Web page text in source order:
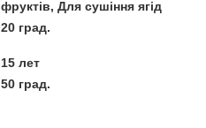
фруктів, Для сушіння ягід
20 град.
15 лет
50 град.